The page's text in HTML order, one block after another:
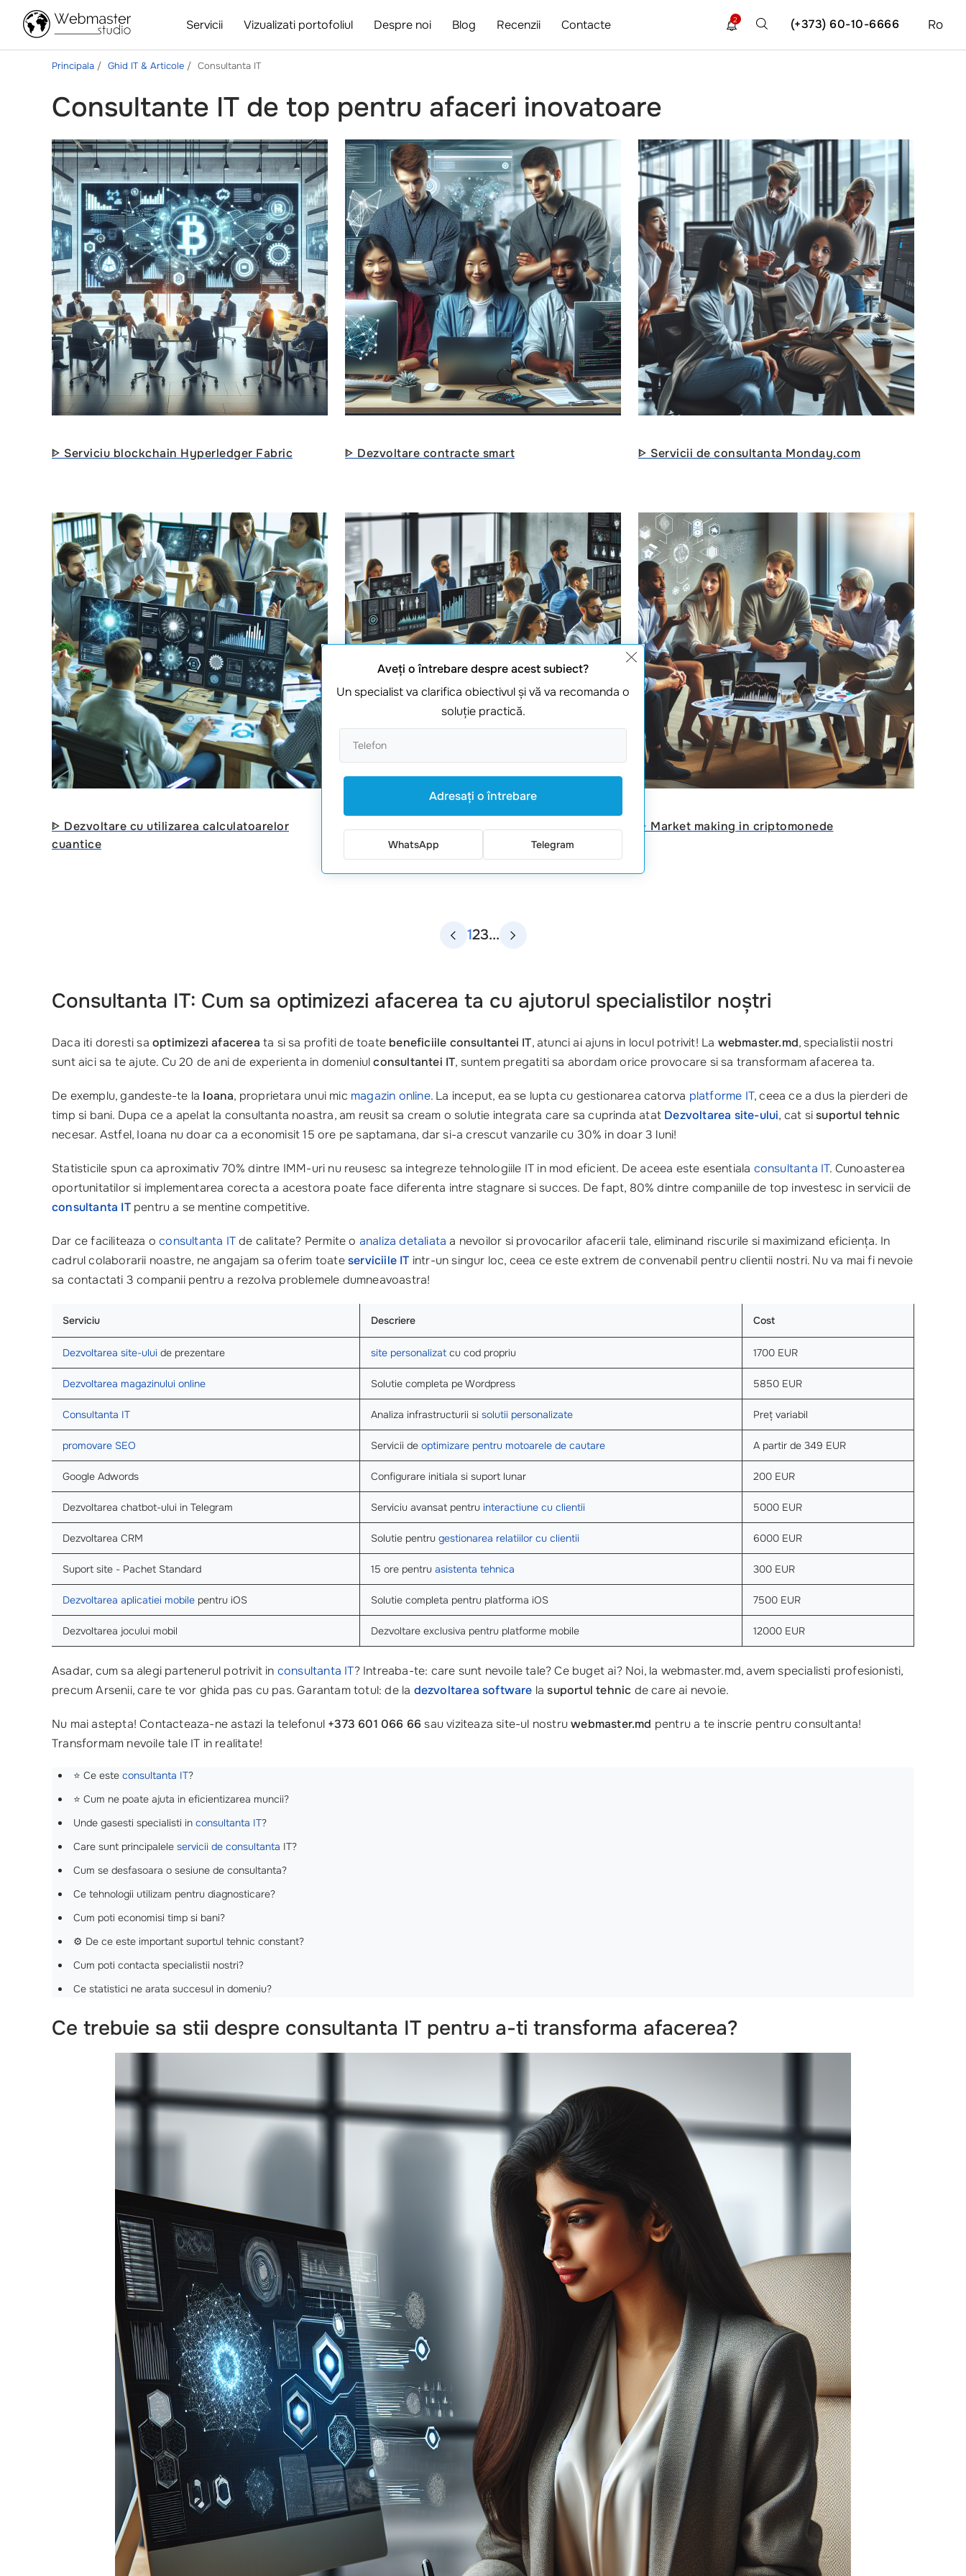
Servicii Vizualizati portofoliul Despre noi Blog Recenzii Contacte Ro
(+373) 60-10-6666
2
Principala Ghid IT & Articole Consultanta IT
Consultante IT de top pentru afaceri inovatoare
ᐈ Serviciu blockchain Hyperledger Fabric ᐈ Dezvoltare contracte smart ᐈ Servicii de consultanta Monday.com
ᐈ Dezvoltare cu utilizarea calculatoarelor
cuantice
ᐈ Monitorizare Graylog ᐈ Market making in criptomonede
123...
Consultanta IT: Cum sa optimizezi afacerea ta cu ajutorul specialistilor noștri
Daca iti doresti sa optimizezi afacerea ta si sa profiti de toate beneficiile consultantei IT, atunci ai ajuns in locul potrivit! La webmaster.md, specialistii nostri
sunt aici sa te ajute. Cu 20 de ani de experienta in domeniulconsultantei IT, suntem pregatiti sa abordam orice provocare si sa transformam afacerea ta.
De exemplu, gandeste-te la Ioana, proprietara unui mic magazin online. La inceput, ea se lupta cu gestionarea catorva platforme IT, ceea ce a dus la pierderi de
timp si bani. Dupa ce a apelat la consultanta noastra, am reusit sa cream o solutie integrata care sa cuprinda atat Dezvoltarea site-ului, cat sisuportul tehnic
necesar. Astfel, Ioana nu doar ca a economisit 15 ore pe saptamana, dar si-a crescut vanzarile cu 30% in doar 3 luni!
Statisticile spun ca aproximativ 70% dintre IMM-uri nu reusesc sa integreze tehnologiile IT in mod eficient. De aceea este esentiala consultanta IT. Cunoasterea
oportunitatilor si implementarea corecta a acestora poate face diferenta intre stagnare si succes. De fapt, 80% dintre companiile de top investesc in servicii de
consultanta ITpentru a se mentine competitive.
Dar ce faciliteaza oconsultanta ITde calitate? Permite o analiza detaliata a nevoilor si provocarilor afacerii tale, eliminand riscurile si maximizand eficiența. In
cadrul colaborarii noastre, ne angajam sa oferim toateserviciile IT intr-un singur loc, ceea ce este extrem de convenabil pentru clientii nostri. Nu va mai fi nevoie
sa contactati 3 companii pentru a rezolva problemele dumneavoastra!
Serviciu Descriere Cost
Dezvoltarea site-ului de prezentare site personalizat cu cod propriu 1700 EUR
Dezvoltarea magazinului online Solutie completa pe Wordpress 5850 EUR
Consultanta IT Analiza infrastructurii si solutii personalizate Preț variabil
promovare SEO Servicii de optimizare pentru motoarele de cautare A partir de 349 EUR
Google Adwords Configurare initiala si suport lunar 200 EUR
Dezvoltarea chatbot-ului in Telegram Serviciu avansat pentru interactiune cu clientii 5000 EUR
Dezvoltarea CRM Solutie pentru gestionarea relatiilor cu clientii 6000 EUR
Suport site - Pachet Standard 15 ore pentru asistenta tehnica 300 EUR
Dezvoltarea aplicatiei mobile pentru iOS Solutie completa pentru platforma iOS 7500 EUR
Dezvoltarea jocului mobil Dezvoltare exclusiva pentru platforme mobile 12000 EUR
Asadar, cum sa alegi partenerul potrivit in consultanta IT? Intreaba-te: care sunt nevoile tale? Ce buget ai? Noi, la webmaster.md, avem specialisti profesionisti,
precum Arsenii, care te vor ghida pas cu pas. Garantam totul: de la dezvoltarea software lasuportul tehnic de care ai nevoie.
Nu mai astepta! Contacteaza-ne astazi la telefonul +373 601 066 66sau viziteaza site-ul nostruwebmaster.md pentru a te inscrie pentru consultanta!
Transformam nevoile tale IT in realitate!
⭐️ Ce este consultanta IT?
⭐ Cum ne poate ajuta in eficientizarea muncii?
Unde gasesti specialisti in consultanta IT?
Care sunt principalele servicii de consultanta IT?
Cum se desfasoara o sesiune de consultanta?
Ce tehnologii utilizam pentru diagnosticare?
Cum poti economisi timp si bani?
⚙️ De ce este important suportul tehnic constant?
Cum poti contacta specialistii nostri?
Ce statistici ne arata succesul in domeniu?
Ce trebuie sa stii despre consultanta IT pentru a-ti transforma afacerea?
Aveţi o întrebare despre acest subiect?
Un specialist va clarifica obiectivul şi vă va recomanda o
soluţie practică.
Adresaţi o întrebare
WhatsApp Telegram